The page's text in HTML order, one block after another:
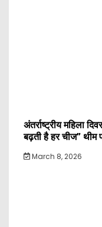
अंतर्राष्ट्रीय महिला
बढ़ती है हर चीज” थीम
March 8, 2026